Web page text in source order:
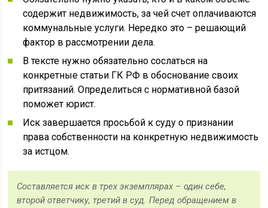
содержит недвижимость, за чей счет оплачиваются
коммунальные услуги. Нередко это – решающий
фактор в рассмотрении дела.
В тексте нужно обязательно сослаться на
конкретные статьи ГК РФ в обоснование своих
притязаний. Определиться с нормативной базой
поможет юрист.
Иск завершается просьбой к суду о признании
права собственности на конкретную недвижимость
за истцом.
Составляется иск в трех экземплярах – один себе,
второй ответчику, третий в суд. Перед обращением в